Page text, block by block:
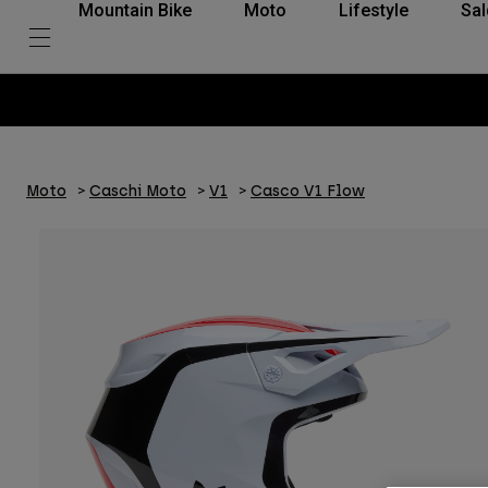
Mountain Bike Moto Lifestyle
Moto Caschi Moto V1 Casco V1 Flow